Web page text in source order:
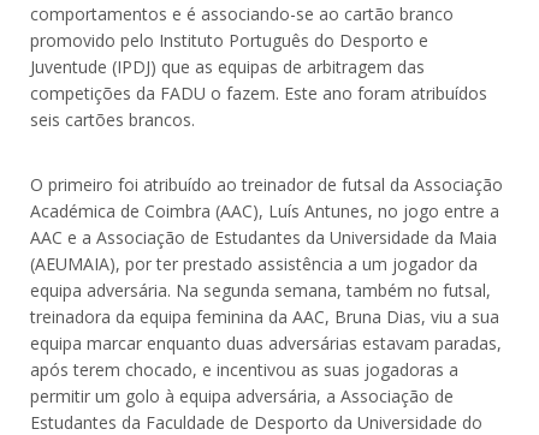
comportamentos e é associando-se ao cartão branco
promovido pelo Instituto Português do Desporto e
Juventude (IPDJ) que as equipas de arbitragem das
competições da FADU o fazem. Este ano foram atribuídos
seis cartões brancos.
O primeiro foi atribuído ao treinador de futsal da Associação
Académica de Coimbra (AAC), Luís Antunes, no jogo entre a
AAC e a Associação de Estudantes da Universidade da Maia
(AEUMAIA), por ter prestado assistência a um jogador da
equipa adversária. Na segunda semana, também no futsal,
treinadora da equipa feminina da AAC, Bruna Dias, viu a sua
equipa marcar enquanto duas adversárias estavam paradas,
após terem chocado, e incentivou as suas jogadoras a
permitir um golo à equipa adversária, a Associação de
Estudantes da Faculdade de Desporto da Universidade do